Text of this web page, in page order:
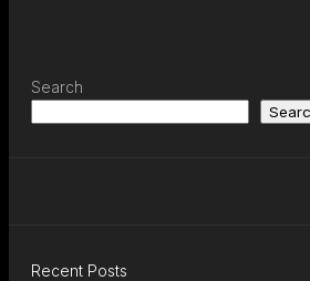
Search
Recent Posts